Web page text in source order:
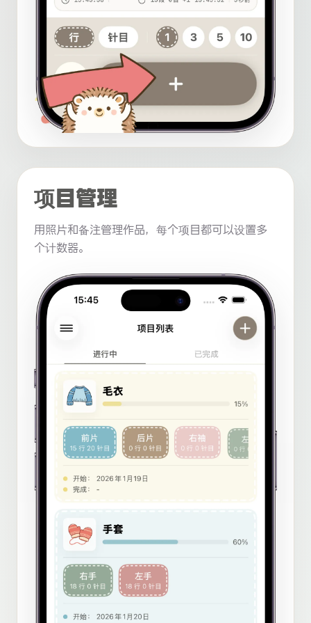
项目管理
用照片和备注管理作品，每个项目都可以设置多
个计数器。